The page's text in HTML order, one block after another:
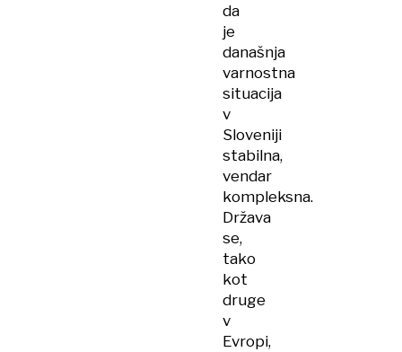
da
je
današnja
varnostna
situacija
v
Sloveniji
stabilna,
vendar
kompleksna.
Država
se,
tako
kot
druge
v
Evropi,